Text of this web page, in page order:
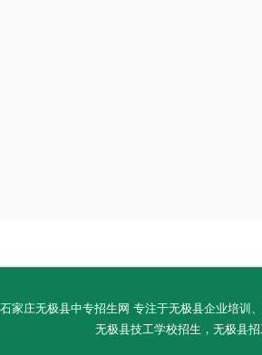
庄无极县中专招生网 专注于无极县企业培
无极县技工学校招生，无极县